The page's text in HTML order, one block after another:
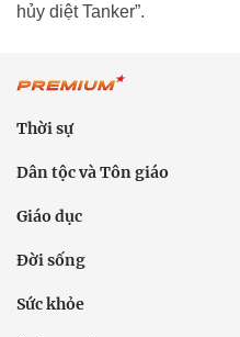
hủy diệt Tanker”.
Thời sự
Dân tộc và Tôn giáo
Giáo dục
Đời sống
Sức khỏe